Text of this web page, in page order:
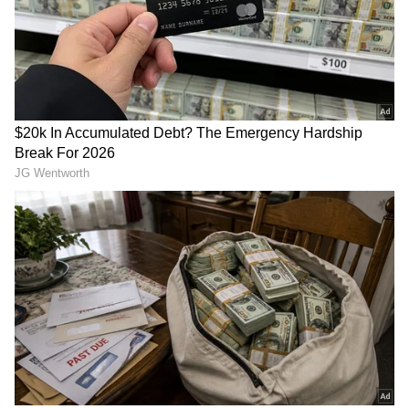
ಸೂಪರ್ ಮಾಡೆಲ್(Super Model) ಜೊತೆಗೆ ಪೊಲೀಸ್
ಅಧಿಕಾರಿಯೂ ಹೌದು!
ಸಿಕ್ಕಿಂ ಮೂಲದ ಏಕ್ಷಾ ಹಂಗಮಾ ಸುಬ್ಬಾ ತನ್ನ ಕಠಿಣ
ಪರಿಶ್ರಮದಿಂದ ಈ ಸಾಧನೆ ಮಾಡಿದ್ದಾರೆ, ಇದನ್ನು
ಮಾಡುವುದು ಎಲ್ಲರಿಗೂ ಸುಲಭವಲ್ಲ. ಈಕೆ ಮಹಿಳೆ ಪೊಲೀಸ್
ಅಧಿಕಾರಿ ಮಾತ್ರವಲ್ಲ, ಸೂಪರ್ ಮಾಡೆಲ್, ಬಾಕ್ಸರ್ ಮತ್ತು
ಬೈಕರ್ ಕೂಡ ಆಗಿದ್ದು, ಇದು ಅವರ ಕಠಿಣ ಪರಿಶ್ರಮಕ್ಕೆ
ಉದಾಹರಣೆಯಾಗಿದೆ. ಅವರು 2019 ರಲ್ಲಿ ತಮ್ಮ
ವೃತ್ತಿಜೀವನವನ್ನು ಪ್ರಾರಂಭಿಸಿದರು, ನಂತರ ಅವರು
ಮಾಡೆಲಿಂಗ್ ಸಹ ಪ್ರಯತ್ನಿಸಿದರು.